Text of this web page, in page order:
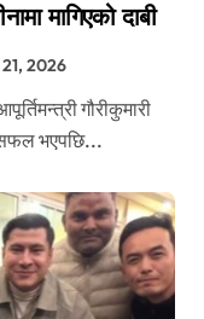
मागिएको दाबी
2026
भएपछि...